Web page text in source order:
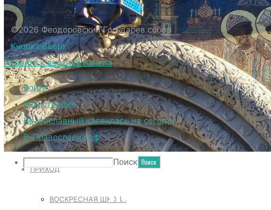
ВНЕШНИЙ ВИД СОБОРА
ВЕРХНИЙ ХРАМ ФЕОДОРОВСКОГО ГОСУДАРЕВА СОБОРА
НИЖНИЙ ХРАМ ФЕОДОРОВСКОГО ГОСУДАРЕВА СОБОРА
ТЕРРИТОРИЯ СОБОРА
ДУХОВЕНСТВО
НОВОСТИ
ПРИХОД
ВОСКРЕСНАЯ ШКОЛАIMG_6886
©2026 Феодоровский Государев собор
Кнопка Вверх
Перейти к верхней панели
Войти
Регистрация
Православный календарь на сегодня
В-Православии.рф
Поиск